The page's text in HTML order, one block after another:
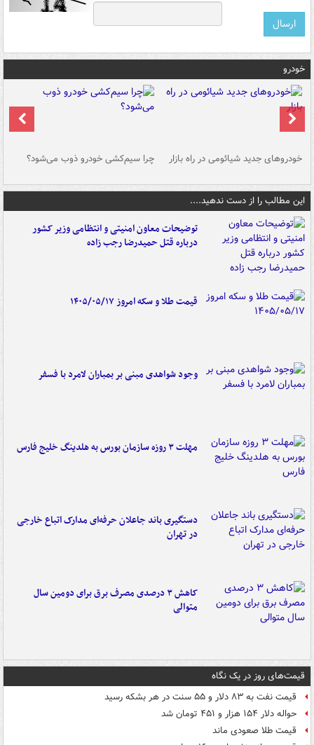
خودرو
خودروهای جدید شیائومی در راه بازار چرا سیم‌کشی خودرو ذوب می‌شود؟
این مطالب را از دست ندهید....
توضیحات معاون امنیتی و انتظامی وزیر کشور
درباره قتل حمیدرضا رجب زاده
قیمت طلا و سکه امروز ۱۴۰۵/۰۵/۱۷
وجود شواهدی مبنی بر بمباران لامرد با فسفر
مهلت ۳ روزه سازمان بورس به هلدینگ خلیج فارس
دستگیری باند جاعلان حرفه‌ای مدارک اتباع خارجی
در تهران
کاهش ۳ درصدی مصرف برق برای دومین سال
متوالی
قیمت‌های روز در یک نگاه
قیمت نفت به ۸۳ دلار و ۵۵ سنت در هر بشکه رسید
حواله دلار ۱۵۴ هزار و ۴۵۱ تومان شد
قیمت طلا صعودی ماند